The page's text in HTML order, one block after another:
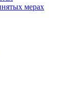
мерах